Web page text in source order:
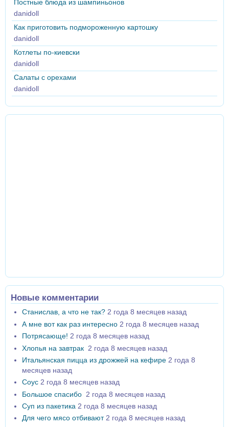
Постные блюда из шампиньонов
danidoll
Как приготовить подмороженную картошку
danidoll
Котлеты по-киевски
danidoll
Салаты с орехами
danidoll
Новые комментарии
Станислав, а что не так? 2 года 8 месяцев назад
А мне вот как раз интересно 2 года 8 месяцев назад
Потрясающе! 2 года 8 месяцев назад
Хлопья на завтрак 2 года 8 месяцев назад
Итальянская пицца из дрожжей на кефире 2 года 8
месяцев назад
Соус 2 года 8 месяцев назад
Большое спасибо 2 года 8 месяцев назад
Суп из пакетика 2 года 8 месяцев назад
Для чего мясо отбивают 2 года 8 месяцев назад